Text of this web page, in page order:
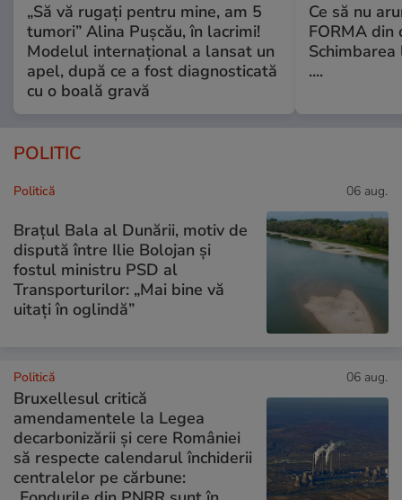
„Să vă rugați pentru mine, am 5
tumori” Alina Pușcău, în lacrimi!
Modelul internațional a lansat un
apel, după ce a fost diagnosticată
cu o boală gravă
Ce să nu
FORMA din
Schimbarea
....
POLITIC
Politică 06 aug.
Brațul Bala al Dunării, motiv de
dispută între Ilie Bolojan și
fostul ministru PSD al
Transporturilor: „Mai bine vă
uitați în oglindă”
Politică 06 aug.
Bruxellesul critică
amendamentele la Legea
decarbonizării și cere României
să respecte calendarul închiderii
centralelor pe cărbune: